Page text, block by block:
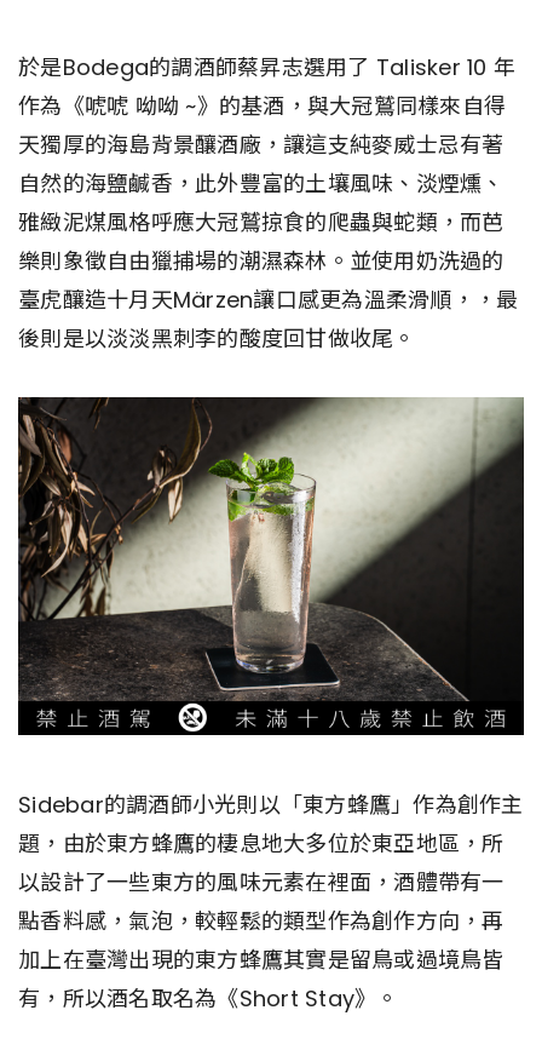
於是Bodega的調酒師蔡昇志選用了 Talisker 10 年
作為《唬唬 呦呦 ~》的基酒，與大冠鷲同樣來自得
天獨厚的海島背景釀酒廠，讓這支純麥威士忌有著
自然的海鹽鹹香，此外豐富的土壤風味、淡煙燻、
雅緻泥煤風格呼應大冠鷲掠食的爬蟲與蛇類，而芭
樂則象徵自由獵捕場的潮濕森林。並使用奶洗過的
臺虎釀造十月天Märzen讓口感更為溫柔滑順，，最
後則是以淡淡黑刺李的酸度回甘做收尾。
Sidebar的調酒師小光則以「東方蜂鷹」作為創作主
題，由於東方蜂鷹的棲息地大多位於東亞地區，所
以設計了一些東方的風味元素在裡面，酒體帶有一
點香料感，氣泡，較輕鬆的類型作為創作方向，再
加上在臺灣出現的東方蜂鷹其實是留鳥或過境鳥皆
有，所以酒名取名為《Short Stay》。